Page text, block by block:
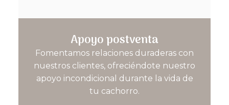
Apoyo postventa
Fomentamos relaciones duraderas con
nuestros clientes, ofreciéndote nuestro
apoyo incondicional durante la vida de
tu cachorro.